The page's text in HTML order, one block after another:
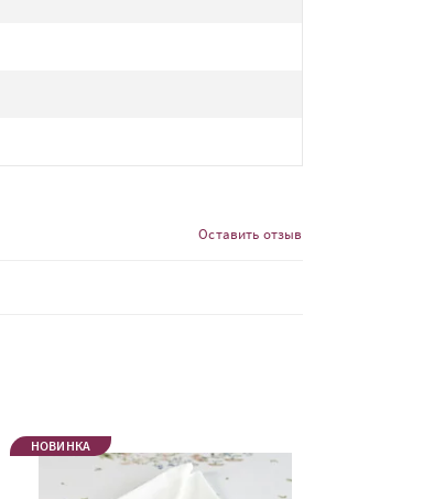
Оставить отзыв
НОВИНКА